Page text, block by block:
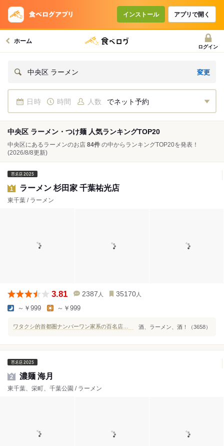
インストール アプリで開く
ホーム
ログイン
中央区 ラーメン 変更
日時 時間 人数 でネット予約
中央区 ラーメン・つけ麺 人気ランキングTOP20
中央区にあるラーメンのお店 84件 の中からランキングTOP20を発表！
(2026/8/8更新)
1 ラーメン 杉田家 千葉祐光店
東千葉 / ラーメン
3.81 2387 人 35170 人
～￥999 ～￥999
酒、ラーメン、酒！（3658）
2 濃麺 海月
東千葉、栄町、千葉公園 / ラーメン